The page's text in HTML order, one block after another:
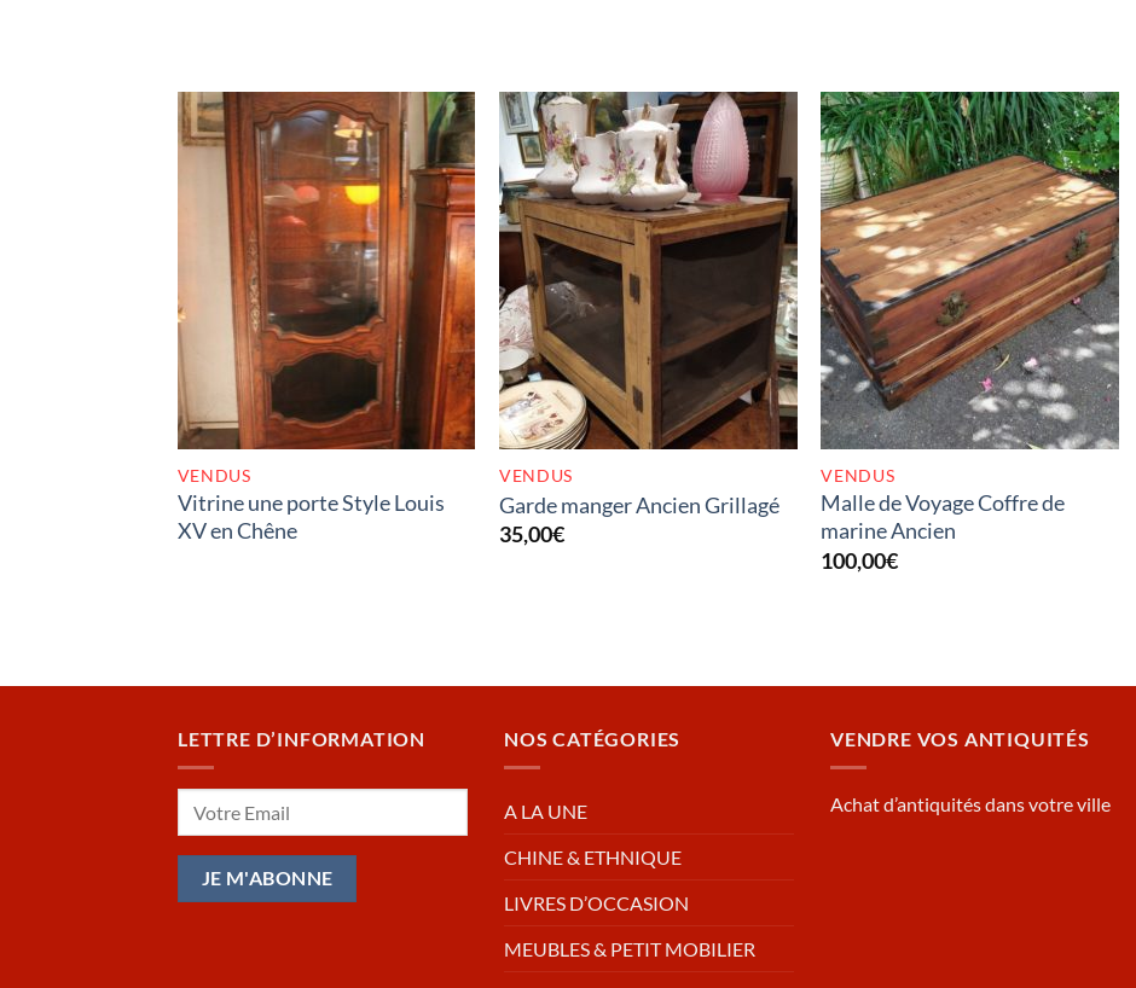
RUPTURE DE STOCK
VENDUS
Vitrine une porte Style Louis
XV en Chêne
RUPTURE DE STOCK
VENDUS
Garde manger Ancien Grillagé
35,00€
RUPTURE DE STOCK
VENDUS
Malle de Voyage Coffre de
marine Ancien
100,00€
LETTRE D’INFORMATION NOS CATÉGORIES
A LA UNE
CHINE & ETHNIQUE
LIVRES D’OCCASION
MEUBLES & PETIT MOBILIER
VENDRE VOS ANTIQUITÉS
Achat d’antiquités dans votre ville